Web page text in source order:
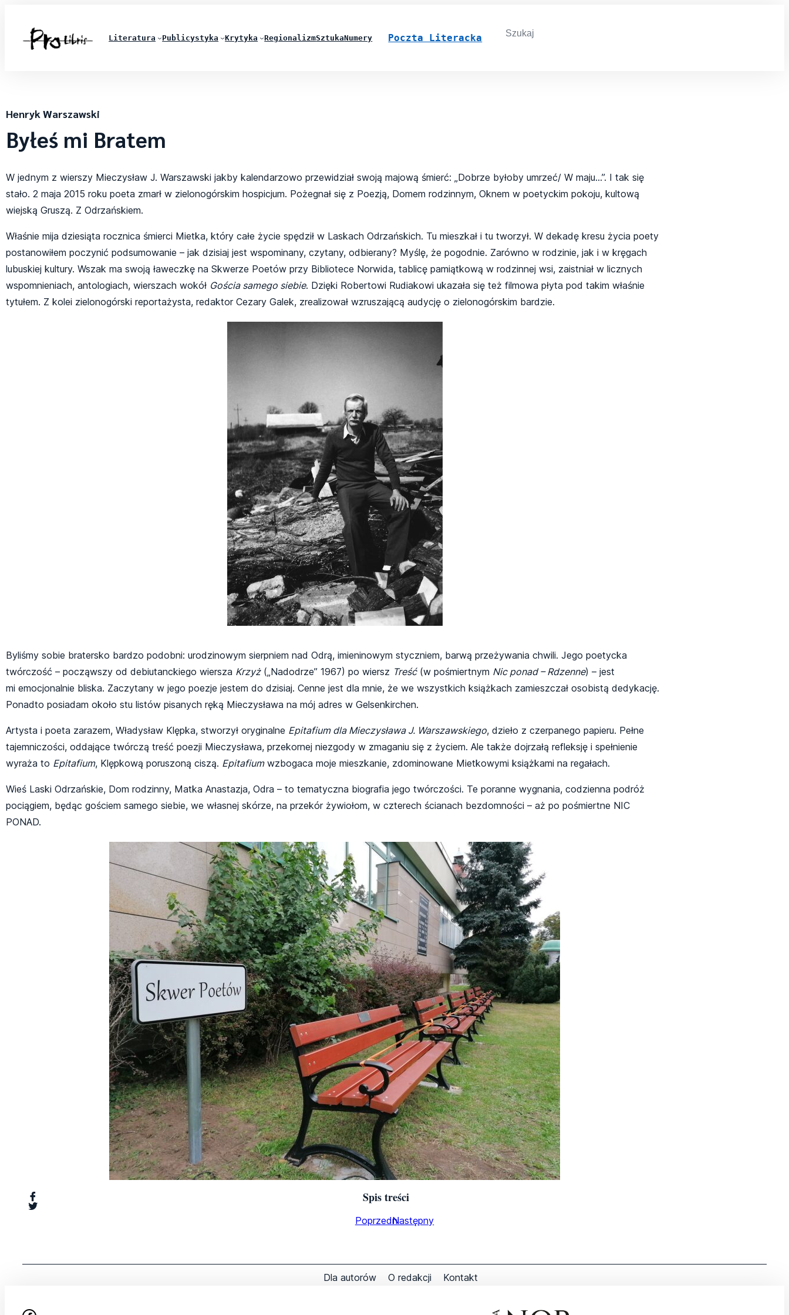
Literatura Publicystyka Krytyka RegionalizmSztukaNumery Poczta Literacka
Search
for:
Henryk Warszawski
Byłeś mi Bratem
W jednym z wierszy Mieczysław J. Warszawski jakby kalendarzowo przewidział swoją majową śmierć: „Dobrze byłoby umrzeć/ W maju…”. I tak się
stało. 2 maja 2015 roku poeta zmarł w zielonogórskim hospicjum. Pożegnał się z Poezją, Domem rodzinnym, Oknem w poetyckim pokoju, kultową
wiejską Gruszą. Z Odrzańskiem.
Właśnie mija dziesiąta rocznica śmierci Mietka, który całe życie spędził w Laskach Odrzańskich. Tu mieszkał i tu tworzył. W dekadę kresu życia poety
postanowiłem poczynić podsumowanie – jak dzisiaj jest wspominany, czytany, odbierany? Myślę, że pogodnie. Zarówno w rodzinie, jak i w kręgach
lubuskiej kultury. Wszak ma swoją ławeczkę na Skwerze Poetów przy Bibliotece Norwida, tablicę pamiątkową w rodzinnej wsi, zaistniał w licznych
wspomnieniach, antologiach, wierszach wokół Gościa samego siebie. Dzięki Robertowi Rudiakowi ukazała się też filmowa płyta pod takim właśnie
tytułem. Z kolei zielonogórski reportażysta, redaktor Cezary Galek, zrealizował wzruszającą audycję o zielonogórskim bardzie.
Byliśmy sobie bratersko bardzo podobni: urodzinowym sierpniem nad Odrą, imieninowym styczniem, barwą przeżywania chwili. Jego poetycka
twórczość – począwszy od debiutanckiego wiersza Krzyż(„Nadodrze” 1967) po wiersz Treść(w pośmiertnym Nic ponad – Rdzenne) – jest
mi emocjonalnie bliska. Zaczytany w jego poezje jestem do dzisiaj. Cenne jest dla mnie, że we wszystkich książkach zamieszczał osobistą dedykację.
Ponadto posiadam około stu listów pisanych ręką Mieczysława na mój adres w Gelsenkirchen.
Artysta i poeta zarazem, Władysław Klępka, stworzył oryginalne Epitafium dla Mieczysława J. Warszawskiego, dzieło z czerpanego papieru. Pełne
tajemniczości, oddające twórczą treść poezji Mieczysława, przekornej niezgody w zmaganiu się z życiem. Ale także dojrzałą refleksję i spełnienie
wyraża to Epitafium, Klępkową poruszoną ciszą. Epitafiumwzbogaca moje mieszkanie, zdominowane Mietkowymi książkami na regałach.
Wieś Laski Odrzańskie, Dom rodzinny, Matka Anastazja, Odra – to tematyczna biografia jego twórczości. Te poranne wygnania, codzienna podróż
pociągiem, będąc gościem samego siebie, we własnej skórze, na przekór żywiołom, w czterech ścianach bezdomności – aż po pośmiertne NIC
PONAD.
Spis treści
PoprzedniNastępny
Dla autorów O redakcji Kontakt